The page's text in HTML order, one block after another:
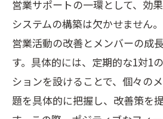
営業サポートの一環として、効
システムの構築は欠かせません
営業活動の改善とメンバーの成
す。具体的には、定期的な1対1
ションを設けることで、個々の
題を具体的に把握し、改善策を